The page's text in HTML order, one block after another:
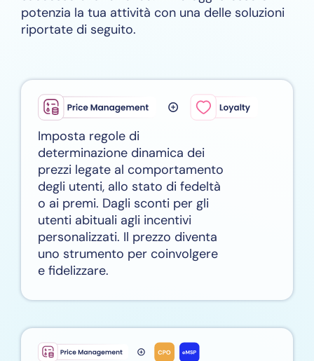
potenzia la tua attività con una delle soluzioni
riportate di seguito.
Imposta regole di
determinazione dinamica dei
prezzi legate al comportamento
degli utenti, allo stato di fedeltà
o ai premi. Dagli sconti per gli
utenti abituali agli incentivi
personalizzati. Il prezzo diventa
uno strumento per coinvolgere
e fidelizzare.